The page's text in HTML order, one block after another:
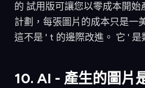
的 試用版可讓您以零成本開
計劃，每張圖片的成本只是一
這不是 ' t 的邊際改進。 它 ' 是
10. AI - 產生的圖片